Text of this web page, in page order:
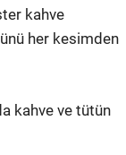
kahve
her kesimden
kahve ve tütün